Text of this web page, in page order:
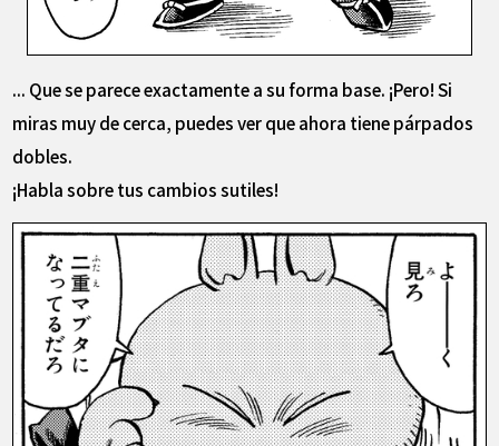
... Que se parece exactamente a su forma base. ¡Pero! Si
miras muy de cerca, puedes ver que ahora tiene párpados
dobles.
¡Habla sobre tus cambios sutiles!